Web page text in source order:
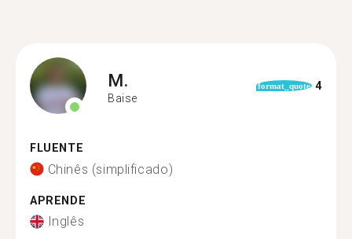
M.
Baise
format_quote 4
FLUENTE
Chinês (simplificado)
APRENDE
Inglês